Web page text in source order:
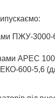
ПЖУ-3000-
АРЕС
ЕКО-600-5,6